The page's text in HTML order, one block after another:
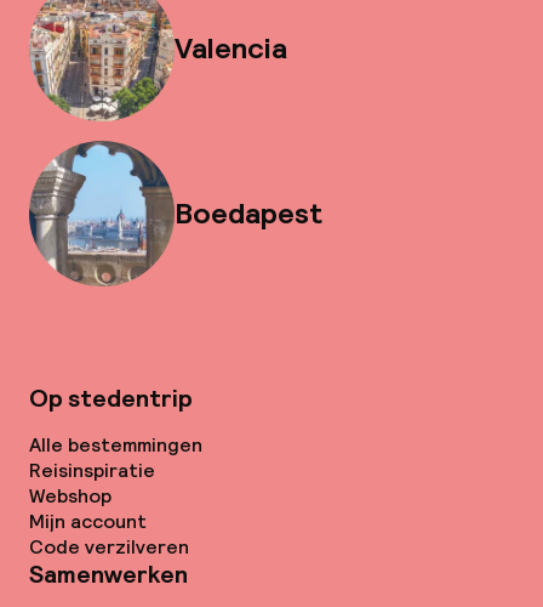
Valencia
Boedapest
Op stedentrip
Alle bestemmingen
Reisinspiratie
Webshop
Mijn account
Code verzilveren
Samenwerken